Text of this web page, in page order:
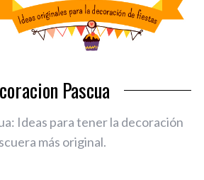
Pascua
Ideas para tener la decoración
más original.